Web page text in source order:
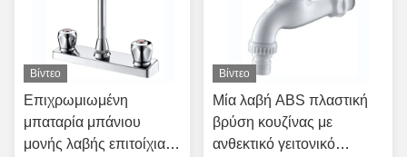
Βίντεο
Επιχρωμιωμένη
μπαταρία μπάνιου
μονής λαβής επιτοίχιας
Βίντεο
Μία λαβή ABS πλαστική
βρύση κουζίνας με
ανθεκτικό γειτονικό